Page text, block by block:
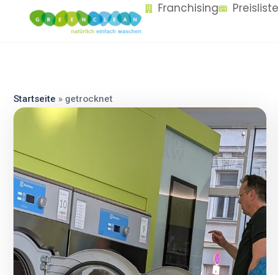
content Franchising
Startseite » getrocknet